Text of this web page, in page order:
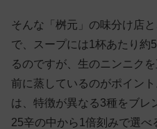
そんな「桝元」の味分け店
で、スープには1杯あたり約
るのですが、生のニンニク
前に蒸しているのがポイン
は、特徴が異なる3種をブレ
25辛の中から1倍刻みで選